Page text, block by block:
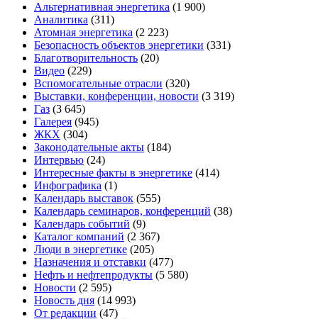
Альтернативная энергетика (1 900)
Аналитика (311)
Атомная энергетика (2 223)
Безопасность объектов энергетики (331)
Благотворительность (20)
Видео (229)
Вспомогательные отрасли (320)
Выставки, конференции, новости (3 319)
Газ (3 645)
Галерея (945)
ЖКХ (304)
Законодательные акты (184)
Интервью (24)
Интересные факты в энергетике (414)
Инфографика (1)
Календарь выставок (555)
Календарь семинаров, конференций (38)
Календарь событий (9)
Каталог компаний (2 367)
Люди в энергетике (205)
Назначения и отставки (477)
Нефть и нефтепродукты (5 580)
Новости (2 595)
Новость дня (14 993)
От редакции (47)